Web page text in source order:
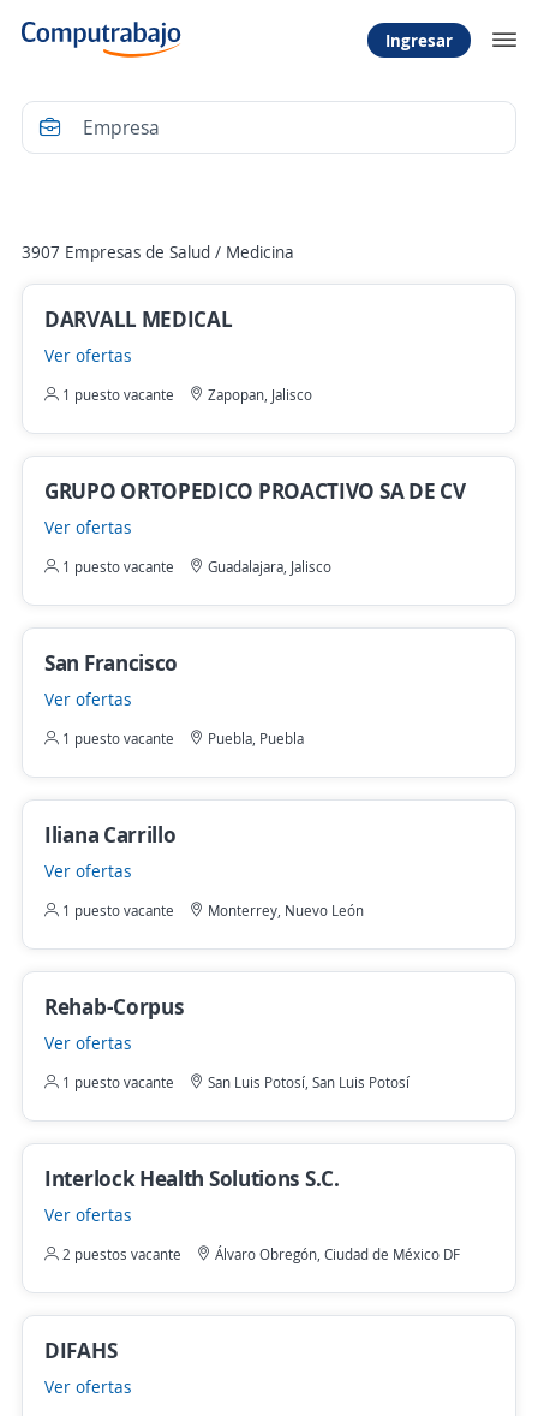
Ingresar
3907 Empresas de Salud / Medicina
DARVALL MEDICAL
Ver ofertas
1 puesto vacante Zapopan, Jalisco
GRUPO ORTOPEDICO PROACTIVO SA DE CV
Ver ofertas
1 puesto vacante Guadalajara, Jalisco
San Francisco
Ver ofertas
1 puesto vacante Puebla, Puebla
Iliana Carrillo
Ver ofertas
1 puesto vacante Monterrey, Nuevo León
Rehab-Corpus
Ver ofertas
1 puesto vacante San Luis Potosí, San Luis Potosí
Interlock Health Solutions S.C.
Ver ofertas
2 puestos vacante Álvaro Obregón, Ciudad de México DF
DIFAHS
Ver ofertas